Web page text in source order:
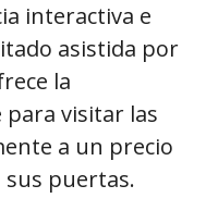
interactiva e
asistida por
la
visitar las
a un precio
puertas.